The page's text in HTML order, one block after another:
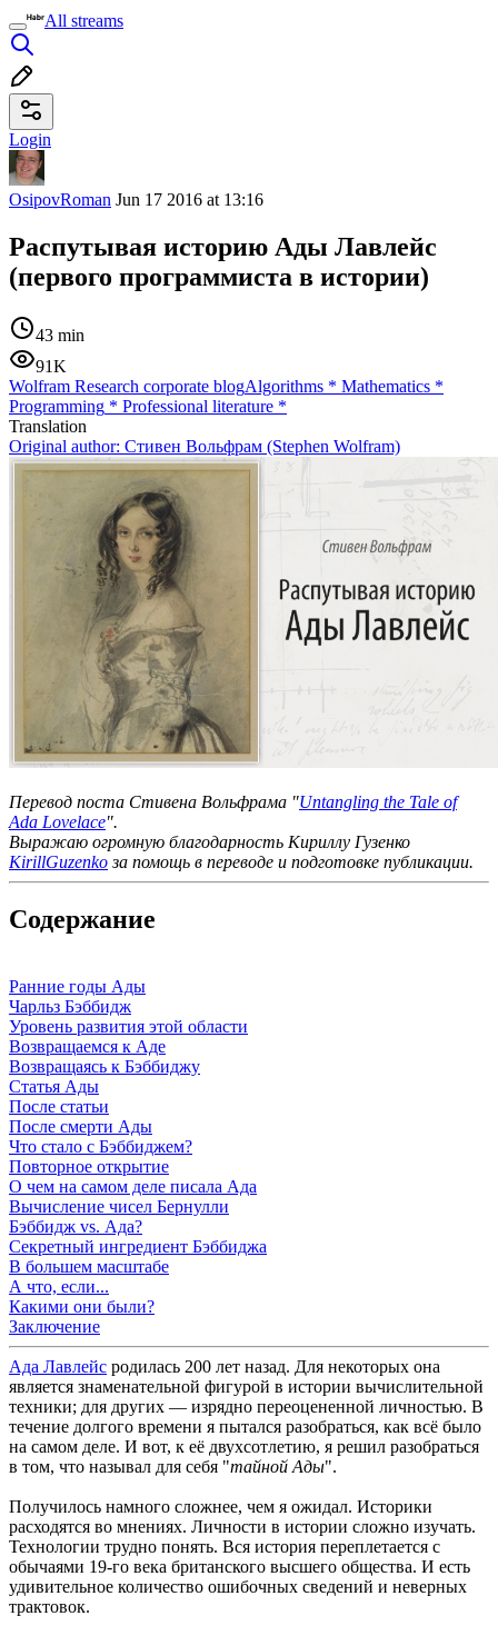
All streams
Login
OsipovRoman Jun 17 2016 at 13:16
Распутывая историю Ады Лавлейс
(первого программиста в истории)
43 min
91K
Wolfram Research corporate blogAlgorithms * Mathematics *
Programming * Professional literature *
Translation
Original author: Стивен Вольфрам (Stephen Wolfram)
Перевод поста Стивена Вольфрама "Untangling the Tale of
Ada Lovelace".
Выражаю огромную благодарность Кириллу Гузенко
KirillGuzenkoза помощь в переводе и подготовке публикации.
Содержание
Ранние годы Ады
Чарльз Бэббидж
Уровень развития этой области
Возвращаемся к Аде
Возвращаясь к Бэббиджу
Статья Ады
После статьи
После смерти Ады
Что стало с Бэббиджем?
Повторное открытие
О чем на самом деле писала Ада
Вычисление чисел Бернулли
Бэббидж vs. Ада?
Секретный ингредиент Бэббиджа
В большем масштабе
А что, если...
Какими они были?
Заключение
Ада Лавлейс родилась 200 лет назад. Для некоторых она
является знаменательной фигурой в истории вычислительной
техники; для других — изрядно переоцененной личностью. В
течение долгого времени я пытался разобраться, как всё было
на самом деле. И вот, к её двухсотлетию, я решил разобраться
в том, что называл для себя "тайной Ады".
Получилось намного сложнее, чем я ожидал. Историки
расходятся во мнениях. Личности в истории сложно изучать.
Технологии трудно понять. Вся история переплетается с
обычаями 19-го века британского высшего общества. И есть
удивительное количество ошибочных сведений и неверных
трактовок.